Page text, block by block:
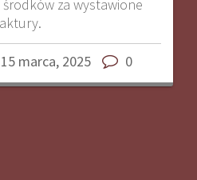
za wystawione
15 marca, 2025 0